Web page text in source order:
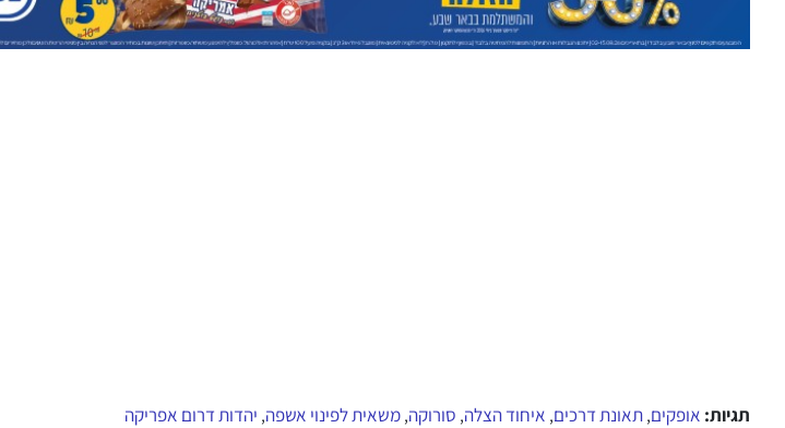
תגיות: אופקים,תאונת דרכים, איחוד הצלה, סורוקה,משאית לפינוי אשפה, יהדות דרום אפריקה